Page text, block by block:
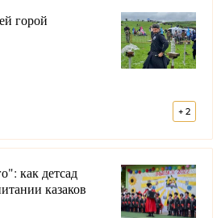
горой
+ 2
общество
как детсад
казаков